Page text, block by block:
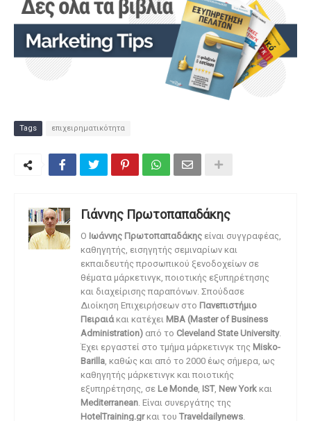
Tags επιχειρηματικότητα
Γιάννης Πρωτοπαπαδάκης
O Ιωάννης Πρωτοπαπαδάκης είναι συγγραφέας,
καθηγητής, εισηγητής σεμιναρίων και
εκπαιδευτής προσωπικού ξενοδοχείων σε
θέματα μάρκετινγκ, ποιοτικής εξυπηρέτησης
και διαχείρισης παραπόνων. Σπούδασε
Διοίκηση Επιχειρήσεων στο Πανεπιστήμιο
Πειραιάκαι κατέχει MBA (Master of Business
Administration) από το Cleveland State University.
Έχει εργαστεί στο τμήμα μάρκετινγκ της Misko-
Barilla, καθώς και από το 2000 έως σήμερα, ως
καθηγητής μάρκετινγκ και ποιοτικής
εξυπηρέτησης, σε Le Monde, IST, New York και
Mediterranean. Είναι συνεργάτης της
HotelTraining.grκαι του Traveldailynews.